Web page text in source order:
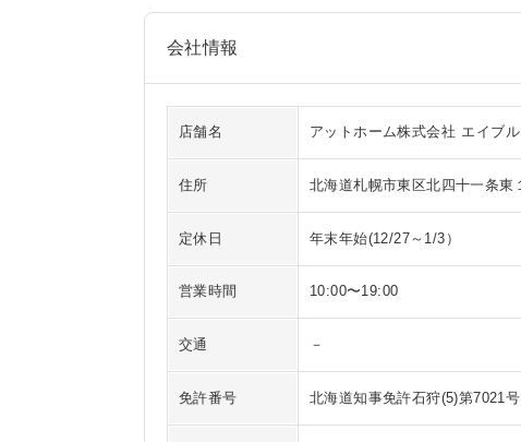
会社情報
店舗名 アットホーム株式会社 エイブ
住所 北海道札幌市東区北四十一条東
定休日 年末年始(12/27～1/3）
営業時間 10:00〜19:00
交通 －
免許番号 北海道知事免許石狩(5)第7021号